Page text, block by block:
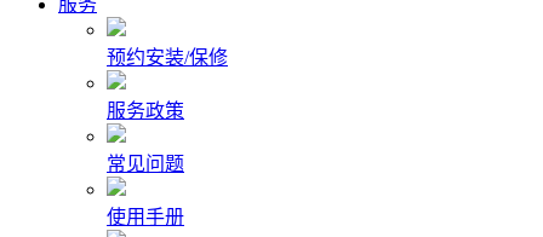
服务
预约安装/保修
服务政策
常见问题
使用手册